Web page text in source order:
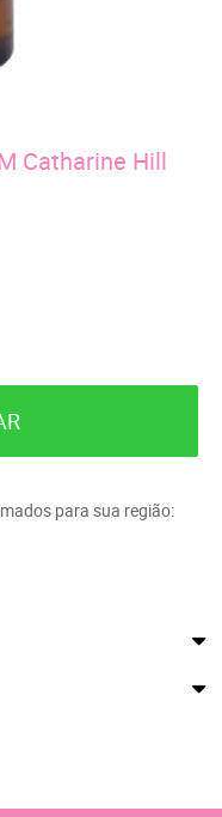
Catharine Hill
para sua região: